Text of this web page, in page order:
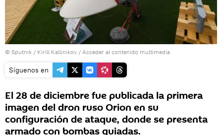
© Sputnik / Kirill Kallinikov / Acceder al contenido multimedia
Síguenos en
El 28 de diciembre fue publicada la primera
imagen del dron ruso Orion en su
configuración de ataque, donde se presenta
armado con bombas guiadas.